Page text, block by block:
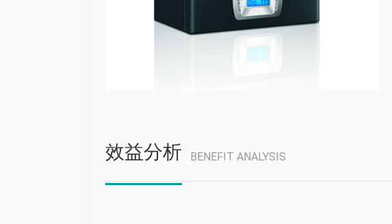
效益分析 BENEFIT ANALYSIS